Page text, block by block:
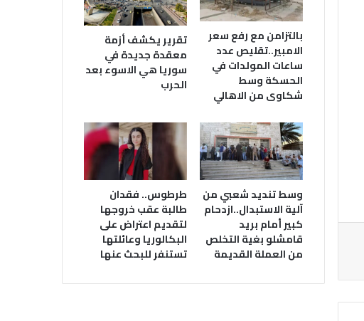
بالتزامن مع رفع سعر
الامبير..تقليص عدد
ساعات المولدات في
الحسكة وسط
شكاوى من الاهالي
تقرير يكشف أزمة
معقدة جديدة في
سوريا هي الاسوء بعد
الحرب
وسط تنديد شعبي من
آلية الاستبدال..ازدحام
كبير أمام بريد
قامشلو بغية التخلص
من العملة القديمة
طرطوس.. فقدان
طالبة عقب خروجها
لتقديم اعتراض على
البكالوريا وعائلتها
تستنفر للبحث عنها